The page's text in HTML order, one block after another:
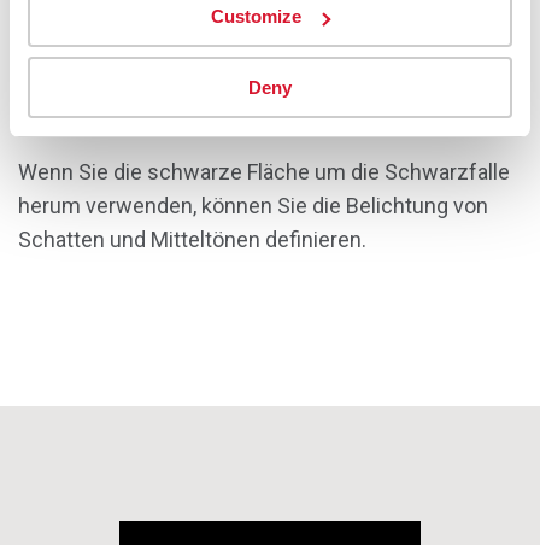
Customize
Deny
Wenn Sie die schwarze Fläche um die Schwarzfalle
herum verwenden, können Sie die Belichtung von
Schatten und Mitteltönen definieren.